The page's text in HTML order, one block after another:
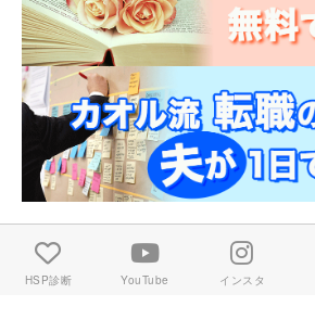
HSP診断 YouTube インスタ